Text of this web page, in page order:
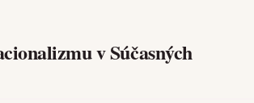
v Súčasných